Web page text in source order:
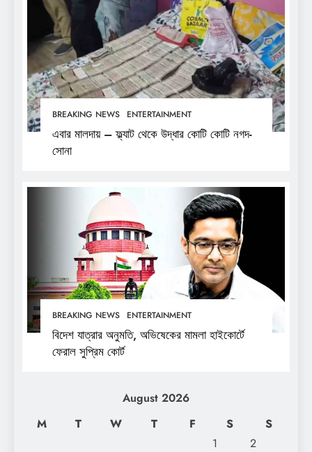
BREAKING NEWS ENTERTAINMENT
এবার মালদায় – ফ্ল্যাট থেকে উদ্ধার কোটি কোটি নগদ-
সোনা
BREAKING NEWS ENTERTAINMENT
বিদেশ যাত্রার অনুমতি, অভিষেকের মামলা হাইকোর্টে
ফেরাল সুপ্রিম কোর্ট
August 2026
M
T W T F S
S
1
2